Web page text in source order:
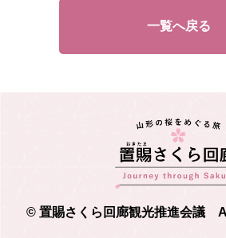
一覧へ戻る
© 置賜さくら回廊観光推進会議